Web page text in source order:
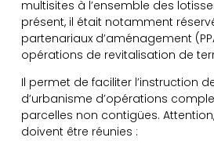
multisites à l’ensemble des
présent, il était notamment
partenariaux d’aménagement
opérations de revitalisation de
Il permet de faciliter l’instruction
d’urbanisme d’opérations
parcelles non contigües.
doivent être réunies :